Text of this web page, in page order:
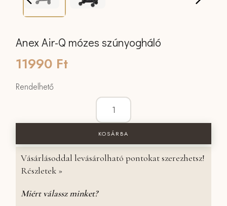
Anex Air-Q mózes szúnyogháló
11990 Ft
Rendelhető
Anex Air-Q mózes szúnyogháló
KOSÁRBA
Vásárlásoddal levásárolható pontokat szerezhetsz!
Részletek »
Miért válassz minket?